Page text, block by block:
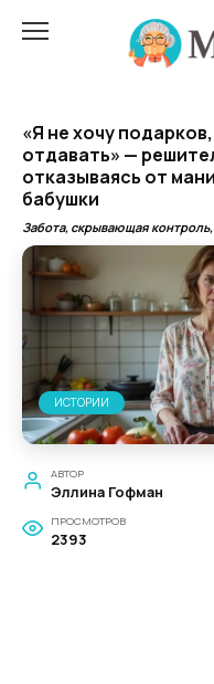
«Я не хочу
отдавать» —
отказываясь от
бабушки
Забота, скрывающая
ИСТОРИИ
АВТОР
Эллина Гофман
ПРОСМОТРОВ
2393